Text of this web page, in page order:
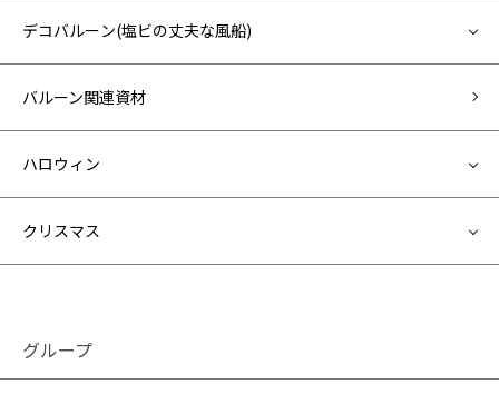
デコバルーン(塩ビの丈夫な風船)
バルーン関連資材
ハロウィン
クリスマス
グループ